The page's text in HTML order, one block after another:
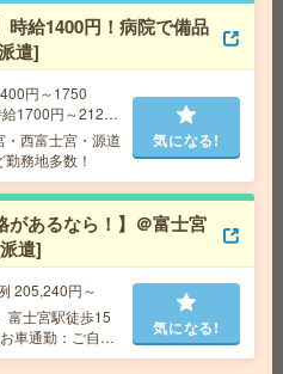
ゃんのお散歩付き添いも
円～ ■週払いOK
士宮・源道寺・稲
気になる!
！病院で備品のチェック
時給1400円！病院で備品
遣]
円～1750
1700円～2125
給1500円～1875
・西富士宮・源道
務地多数！
気になる!
があるなら！】＠富士宮
遣]
205,240円～
富士宮駅徒歩15
車通勤：ご自身
料金は企業が負
気になる!